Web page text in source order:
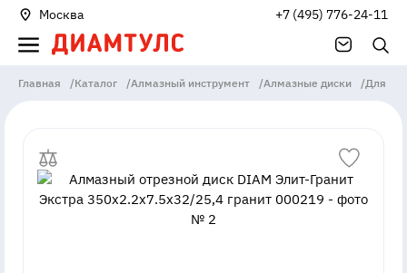
Москва +7 (495) 776-24-11
Главная /Каталог /Алмазный инструмент /Алмазные диски /Для